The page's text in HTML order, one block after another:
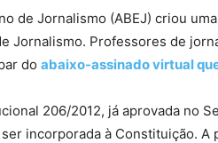
de Jornalismo (ABEJ) criou
Jornalismo. Professores de
do abaixo-assinado virtual
206/2012, já aprovada no
incorporada à Constituição. A